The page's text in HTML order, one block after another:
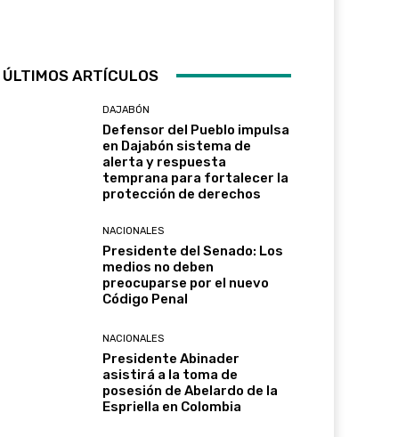
ÚLTIMOS ARTÍCULOS
DAJABÓN
Defensor del Pueblo impulsa
en Dajabón sistema de
alerta y respuesta
temprana para fortalecer la
protección de derechos
NACIONALES
Presidente del Senado: Los
medios no deben
preocuparse por el nuevo
Código Penal
NACIONALES
Presidente Abinader
asistirá a la toma de
posesión de Abelardo de la
Espriella en Colombia